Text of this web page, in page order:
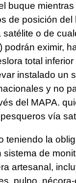
buque
de posición
o de
podrán eximir,
total
instalado un
y no
del MAPA.
vía
teniendo la
sistema de
artesanal,
pulpo,